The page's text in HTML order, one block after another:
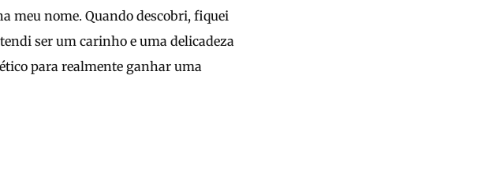
meu nome. Quando descobri, fiquei
ser um carinho e uma delicadeza
para realmente ganhar uma